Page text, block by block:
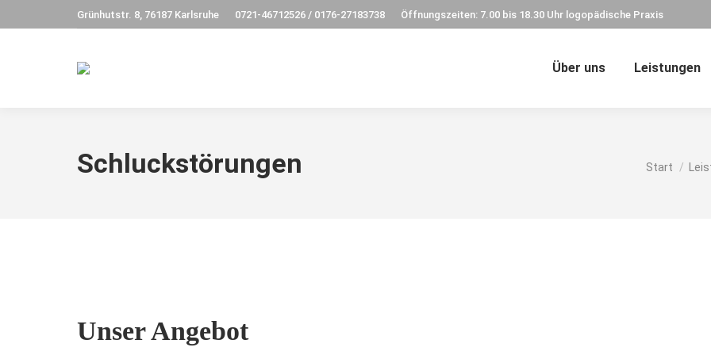
Grünhutstr. 8, 76187 Karlsruhe 0721-46712526 / 0176-27183738 Öffnungszeiten: 7.00 bis 18.30 Uhr logopädische Praxis
Über uns Leistungen
Schluckstörungen Sie
Start
Unser Angebot